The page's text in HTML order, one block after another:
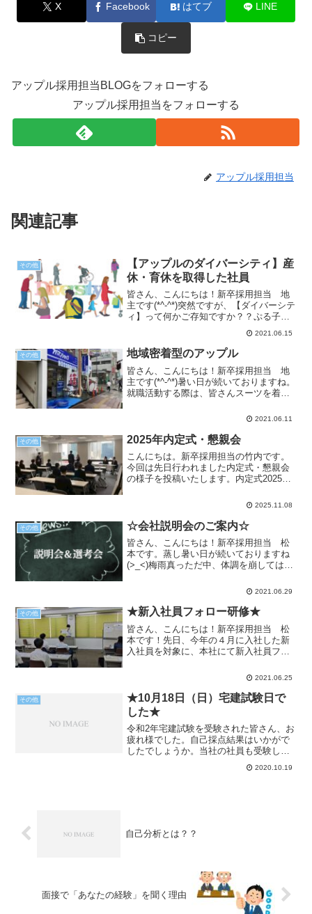
X Facebook はてブ LINE
コピー
アップル採用担当BLOGをフォローする
アップル採用担当をフォローする
アップル採用担当
関連記事
その他
【アップルのダイバーシティ】産
休・育休を取得した社員
皆さん、こんにちは！新卒採用担当 地
主です(*^-^*)突然ですが、【ダイバーシテ
ィ】って何かご存知ですか？？ぷる子聞
いたことないな～。どういう意味なんで
すか？ダイバーシティとは「多様性」雇
用の機会均等、多様な働き方を指す言葉
です。もともと...
2021.06.15
その他 地域密着型のアップル
皆さん、こんにちは！新卒採用担当 地
主です(*^-^*)暑い日が続いておりますね。
就職活動する際は、皆さんスーツを着て
って、体調崩さないようにしてください
介させていただ...
2021.06.11
その他 2025年内定式・懇親会
こんにちは。新卒採用担当の竹内です。
今回は先日行われました内定式・懇親会
の様子を投稿いたします。内定式2025年
月1日より株式会社アップルと株式会社ア
アップル」と...
2025.11.08
その他 ☆会社説明会のご案内☆
皆さん、こんにちは！新卒採用担当 松
本です。蒸し暑い日が続いておりますね
(>_<)梅雨真っただ中、体調を崩してはい
用担当 地主です!(^^)!就活を頑張ってい
ただきたい...
2021.06.29
その他 ★新入社員フォロー研修★
皆さん、こんにちは！新卒採用担当 松
本です！先日、今年の４月に入社した新
入社員を対象に、本社にて新入社員フォ
して約３ケ月経ったんだね！みんなどう
しているか、お互い気になるところだよ
ね(=ﾟωﾟ)ﾉ研修では...
2021.06.25
その他
★10月18日（日）宅建試験日で
した★
令和2年宅建試験を受験された皆さん、お
疲れ様でした。自己採点結果はいかがで
したでしょうか。当社の社員も受験しま
して、自己採点で合格予想ラインを上回
った結果の方も多数おりました。結果が
2020.10.19
自己分析とは？？
面接で「あなたの経験」を聞く理由